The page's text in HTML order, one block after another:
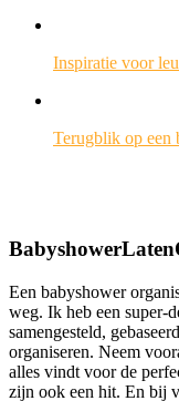
Inspiratie voor
Terugblik op een
Een babyshower
weg. Ik heb een super-
samengesteld,
organiseren. Neem
alles vindt voor de
zijn ook een hit. En bij